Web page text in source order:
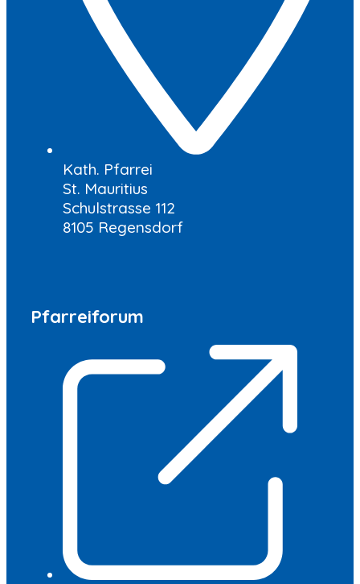
Kath. Pfarrei
St. Mauritius
Schulstrasse 112
8105 Regensdorf
Pfarreiforum